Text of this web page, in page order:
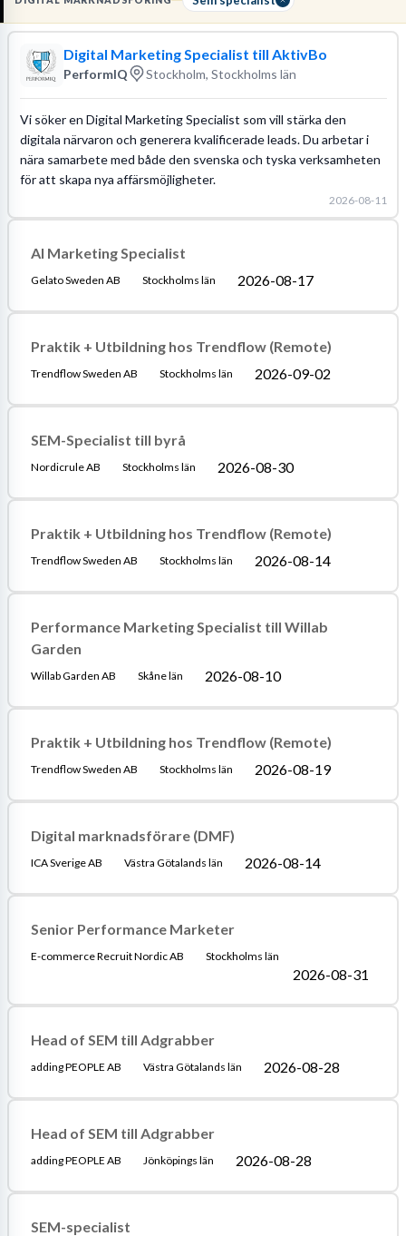
Läs mer om yrket:
Löneguide Arbetsuppgifter Utbildningsguide
Digital Marketing Specialist till AktivBo
PerformIQ Stockholm, Stockholms län
Vi söker en Digital Marketing Specialist som vill stärka den
digitala närvaron och generera kvalificerade leads. Du arbetar i
nära samarbete med både den svenska och tyska verksamheten
för att skapa nya affärsmöjligheter.
2026-08-11
AI Marketing Specialist
Gelato Sweden AB Stockholms län 2026-08-17
Praktik + Utbildning hos Trendflow (Remote)
Trendflow Sweden AB Stockholms län 2026-09-02
SEM-Specialist till byrå
Nordicrule AB Stockholms län 2026-08-30
Praktik + Utbildning hos Trendflow (Remote)
Trendflow Sweden AB Stockholms län 2026-08-14
Performance Marketing Specialist till Willab
Garden
Willab Garden AB Skåne län 2026-08-10
Praktik + Utbildning hos Trendflow (Remote)
Trendflow Sweden AB Stockholms län 2026-08-19
Digital marknadsförare (DMF)
ICA Sverige AB Västra Götalands län 2026-08-14
Senior Performance Marketer
E-commerce Recruit Nordic AB Stockholms län
2026-08-31
Head of SEM till Adgrabber
adding PEOPLE AB Västra Götalands län 2026-08-28
Head of SEM till Adgrabber
adding PEOPLE AB Jönköpings län 2026-08-28
SEM-specialist